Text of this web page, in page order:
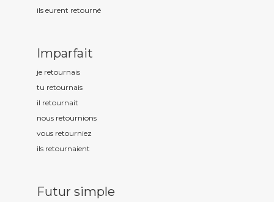
ils eurent retourné
Imparfait
je retournais
tu retournais
il retournait
nous retournions
vous retourniez
ils retournaient
Futur simple